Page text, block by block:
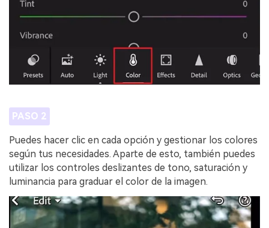
PASO 2
Puedes hacer clic en cada opción y gestionar los colores
según tus necesidades. Aparte de esto, también puedes
utilizar los controles deslizantes de tono, saturación y
luminancia para graduar el color de la imagen.